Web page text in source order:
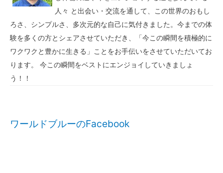
人々 と出会い・交流を通して、この世界のおもし
ろさ、シンプルさ、多次元的な自己に気付きました。今までの体
験を多くの方とシェアさせていただき、「今この瞬間を積極的に
ワクワクと豊かに生きる」ことをお手伝いをさせていただいてお
ります。 今この瞬間をベストにエンジョイしていきましょ
う！！
ワールドブルーのFacebook